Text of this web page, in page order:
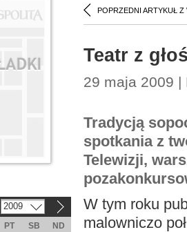
POPRZEDNI ARTYKUŁ Z
Teatr z
29 maja 2009 |
Tradycją
spotkania z
Telewizji,
W tym roku
malowniczo
2009
PT SB
ND